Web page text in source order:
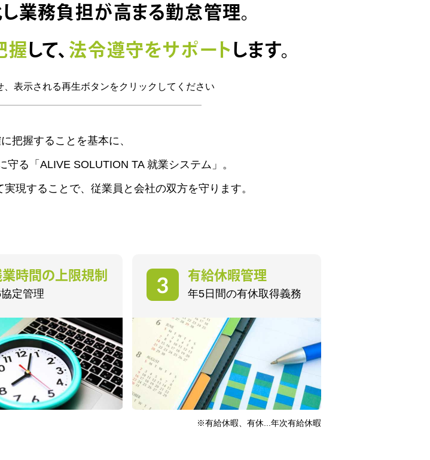
業務負担が高まる勤怠管理。
握して、 法令遵守をサポート します。
表示される再生ボタンをクリックしてください
把握することを基本に、
る「ALIVE SOLUTION TA 就業システム」。
現することで、従業員と会社の双方を守ります。
時間の上限規制
定管理
有給休暇管理
年5日間の有休取得義務
※有給休暇、有休...年次有給休暇